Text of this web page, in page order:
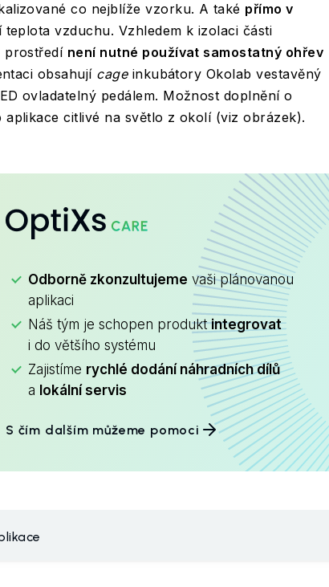
co nejblíže vzorku. A také přímo v
teplota vzduchu. Vzhledem k izolaci části
prostředí není nutné používat samostatný ohřev
obsahují cageinkubátory Okolab vestavěný
ovladatelný pedálem. Možnost doplnění o
citlivé na světlo z okolí (viz obrázek).
OptiXsCARE
Odborně zkonzultujeme vaši plánovanou
aplikaci
Náš tým je schopen produktintegrovat
i do většího systému
Zajistíme rychlé dodání náhradních dílů
a lokální servis
S čím dalším můžeme pomoci